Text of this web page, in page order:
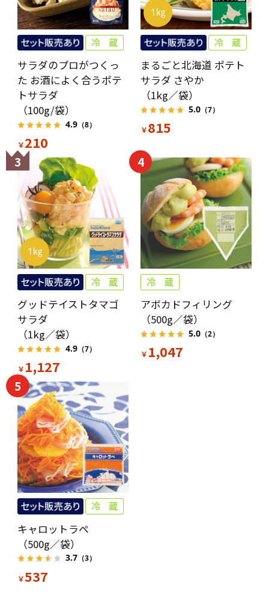
サラダのプロがつくっ
た お酒によく合うポテ
トサラダ
（100g/袋）
4.9 （8）
￥210
まるごと北海道 ポテト
サラダ さやか
（1kg／袋）
5.0 （7）
￥815
3
グッドテイストタマゴ
サラダ
（1kg／袋）
4.9 （7）
￥ 1,127
4
アボカドフィリング
（500g／袋）
5.0 （2）
￥ 1,047
5
キャロットラペ
（500g／袋）
3.7 （3）
￥537